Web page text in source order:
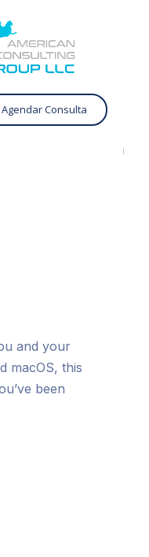
Agendar Consulta
and your
macOS, this
been